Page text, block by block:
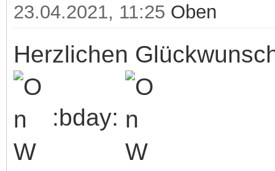
23.04.2021, 11:25 Oben
Herzlichen
:bday: